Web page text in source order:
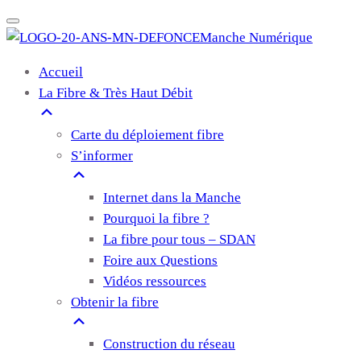
Manche Numérique
Accueil
La Fibre & Très Haut Débit
Carte du déploiement fibre
S’informer
Internet dans la Manche
Pourquoi la fibre ?
La fibre pour tous – SDAN
Foire aux Questions
Vidéos ressources
Obtenir la fibre
Construction du réseau